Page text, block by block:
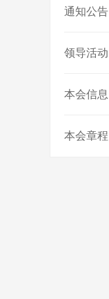
通知公告
领导活动
本会信息
本会章程